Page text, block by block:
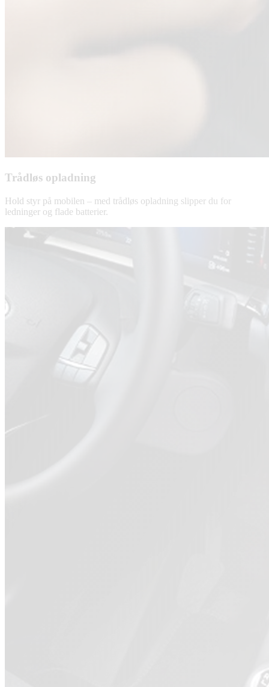
Trådløs opladning
Hold styr på mobilen – med trådløs opladning slipper du for
ledninger og flade batterier.